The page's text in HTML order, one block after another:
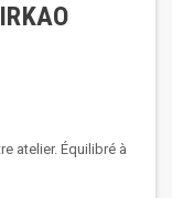
atelier. Équilibré à